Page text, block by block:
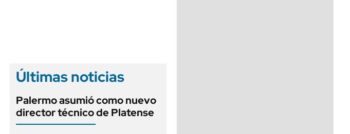
Últimas noticias
Palermo asumió como nuevo
director técnico de Platense